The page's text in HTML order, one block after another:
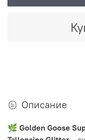
Описание
🌿 Golden Goose